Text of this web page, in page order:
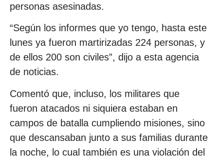
personas asesinadas.
“Según los informes que yo tengo, hasta este
lunes ya fueron martirizadas 224 personas, y
de ellos 200 son civiles”, dijo a esta agencia
de noticias.
Comentó que, incluso, los militares que
fueron atacados ni siquiera estaban en
campos de batalla cumpliendo misiones, sino
que descansaban junto a sus familias durante
la noche, lo cual también es una violación del